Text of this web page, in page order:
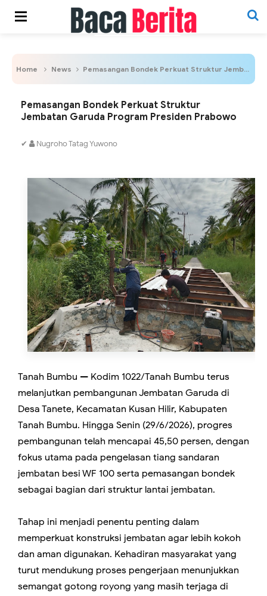
Home News Pemasangan Bondek Perkuat Struktur Jembatan Garuda Program Presiden Prabowo
Pemasangan Bondek Perkuat Struktur
Jembatan Garuda Program Presiden Prabowo
✔ Nugroho Tatag Yuwono
Tanah Bumbu — Kodim 1022/Tanah Bumbu terus
melanjutkan pembangunan Jembatan Garuda di
Desa Tanete, Kecamatan Kusan Hilir, Kabupaten
Tanah Bumbu. Hingga Senin (29/6/2026), progres
pembangunan telah mencapai 45,50 persen, dengan
fokus utama pada pengelasan tiang sandaran
jembatan besi WF 100 serta pemasangan bondek
sebagai bagian dari struktur lantai jembatan.
Tahap ini menjadi penentu penting dalam
memperkuat konstruksi jembatan agar lebih kokoh
dan aman digunakan. Kehadiran masyarakat yang
turut mendukung proses pengerjaan menunjukkan
semangat gotong royong yang masih terjaga di